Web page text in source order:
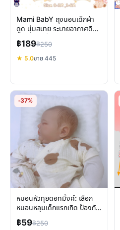
Mami BabY ถุงนอนเด็กผ้า
ดูด นุ่มสบาย ระบายอากาศดี
ทางเลือกเพื่อการนอนหลับ
ทารก
฿189฿250
★ 5.0ขาย 445
-37%
หมอนหัวทุยดอทมิ้งค์: เลือก
หมอนหลุมเด็กแรกเกิด ป้องกัน
หัวแบน นอนสบาย
฿59฿250